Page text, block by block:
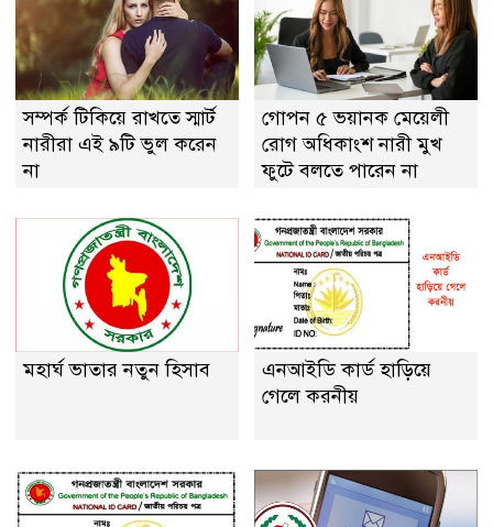
সম্পর্ক টিকিয়ে রাখতে স্মার্ট
নারীরা এই ৯টি ভুল করেন
না
গোপন ৫ ভয়ানক মেয়েলী
রোগ অধিকাংশ নারী মুখ
ফুটে বলতে পারেন না
মহার্ঘ ভাতার নতুন হিসাব
এনআইডি কার্ড হাড়িয়ে
গেলে করনীয়